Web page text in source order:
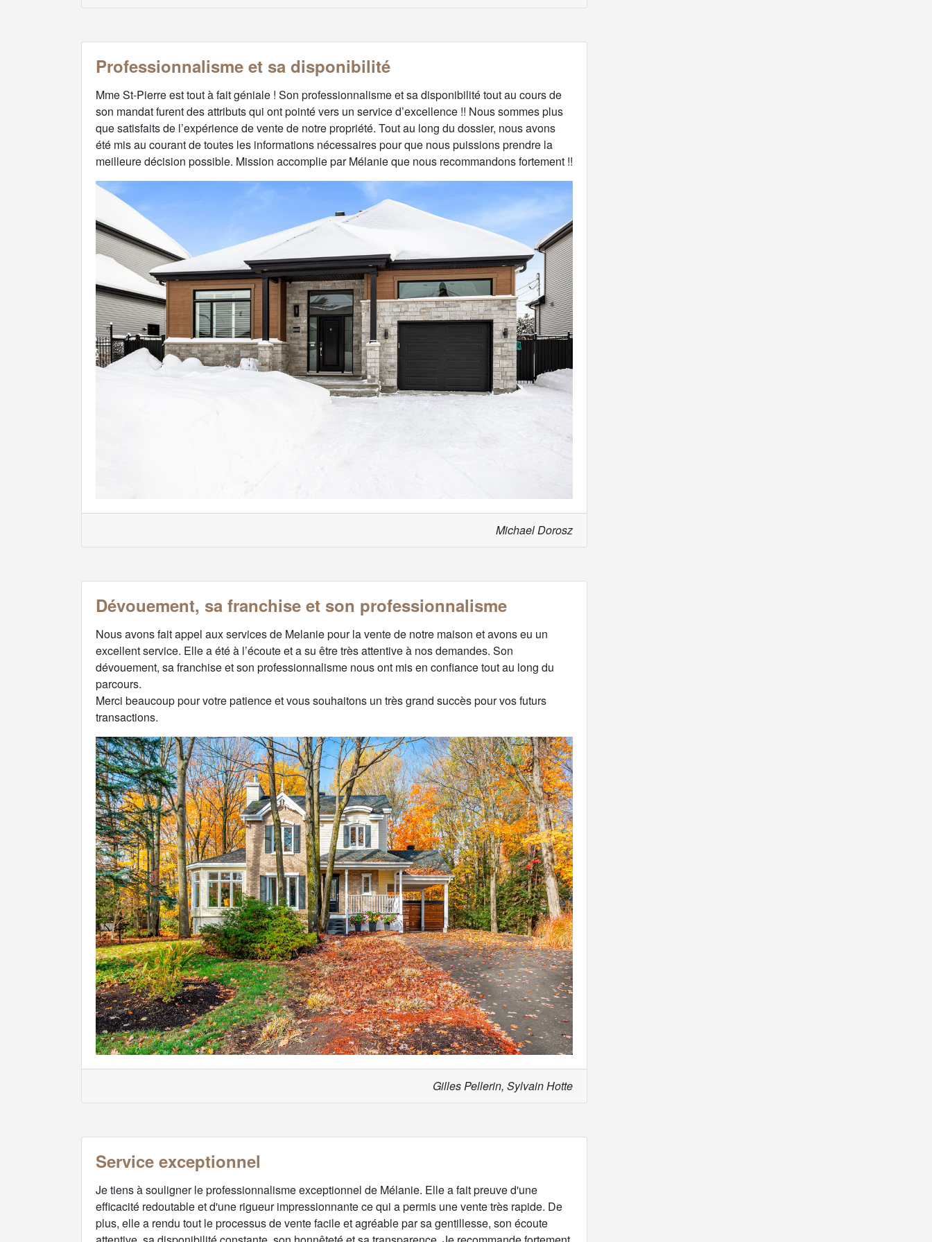
Professionnalisme et sa disponibilité
Mme St-Pierre est tout à fait géniale ! Son professionnalisme et sa disponibilité tout au cours de
son mandat furent des attributs qui ont pointé vers un service d’excellence !! Nous sommes plus
que satisfaits de l’expérience de vente de notre propriété. Tout au long du dossier, nous avons
été mis au courant de toutes les informations nécessaires pour que nous puissions prendre la
meilleure décision possible. Mission accomplie par Mélanie que nous recommandons fortement !!
Michael Dorosz
Dévouement, sa franchise et son professionnalisme
Nous avons fait appel aux services de Melanie pour la vente de notre maison et avons eu un
excellent service. Elle a été à l’écoute et a su être très attentive à nos demandes. Son
dévouement, sa franchise et son professionnalisme nous ont mis en confiance tout au long du
parcours.
Merci beaucoup pour votre patience et vous souhaitons un très grand succès pour vos futurs
transactions.
Gilles Pellerin, Sylvain Hotte
Service exceptionnel
Je tiens à souligner le professionnalisme exceptionnel de Mélanie. Elle a fait preuve d'une
efficacité redoutable et d'une rigueur impressionnante ce qui a permis une vente très rapide. De
plus, elle a rendu tout le processus de vente facile et agréable par sa gentillesse, son écoute